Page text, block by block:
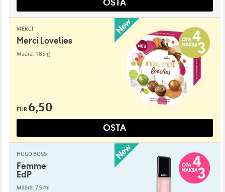
OSTA
MERCI
Merci Lovelies
Määrä: 185 g
EUR 6,50
OSTA
HUGO BOSS
Femme
EdP
Määrä: 75 ml